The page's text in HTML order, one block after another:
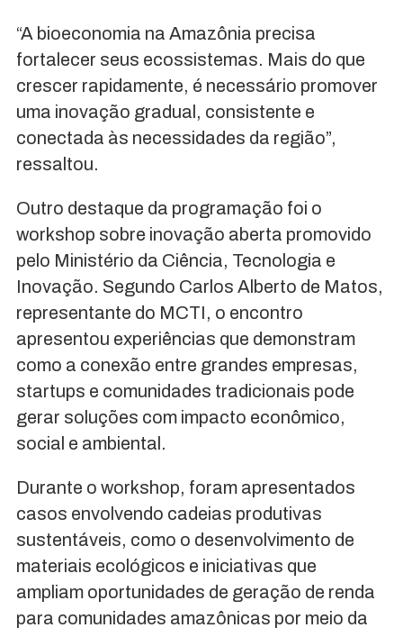
“A bioeconomia na Amazônia precisa
fortalecer seus ecossistemas. Mais do que
crescer rapidamente, é necessário promover
uma inovação gradual, consistente e
conectada às necessidades da região”,
ressaltou.
Outro destaque da programação foi o
workshop sobre inovação aberta promovido
pelo Ministério da Ciência, Tecnologia e
Inovação. Segundo Carlos Alberto de Matos,
representante do MCTI, o encontro
apresentou experiências que demonstram
como a conexão entre grandes empresas,
startups e comunidades tradicionais pode
gerar soluções com impacto econômico,
social e ambiental.
Durante o workshop, foram apresentados
casos envolvendo cadeias produtivas
sustentáveis, como o desenvolvimento de
materiais ecológicos e iniciativas que
ampliam oportunidades de geração de renda
para comunidades amazônicas por meio da